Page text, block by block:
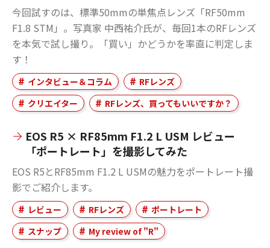
今回試すのは、標準50mmの単焦点レンズ「RF50mm
F1.8 STM」。写真家 中西祐介氏が、毎回1本のRFレンズ
を本気で試し撮り。「買い」かどうかを率直に判定しま
す！
インタビュー＆コラム
RFレンズ
クリエイター
RFレンズ、買ってもいいですか？
EOS R5 × RF85mm F1.2 L USM レビュー
「ポートレート」を撮影してみた
EOS R5とRF85mm F1.2 L USMの魅力をポートレート撮
影でご紹介します。
レビュー RFレンズ
ポートレート
スナップ
My review of "R"